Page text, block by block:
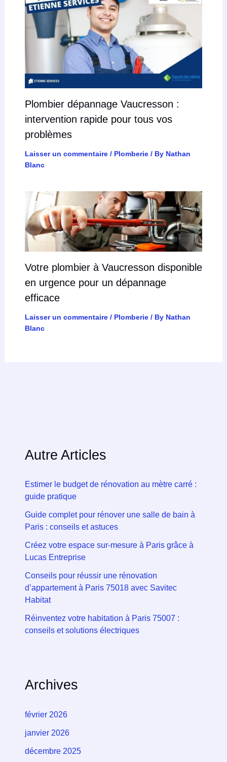
Plombier dépannage Vaucresson :
intervention rapide pour tous vos
problèmes
Laisser un commentaire / Plomberie/ By Nathan
Blanc
Votre plombier à Vaucresson disponible
en urgence pour un dépannage
efficace
Laisser un commentaire / Plomberie/ By Nathan
Blanc
Autre Articles
Estimer le budget de rénovation au mètre carré :
guide pratique
Guide complet pour rénover une salle de bain à
Paris : conseils et astuces
Créez votre espace sur-mesure à Paris grâce à
Lucas Entreprise
Conseils pour réussir une rénovation
d’appartement à Paris 75018 avec Savitec
Habitat
Réinventez votre habitation à Paris 75007 :
conseils et solutions électriques
Archives
février 2026
janvier 2026
décembre 2025